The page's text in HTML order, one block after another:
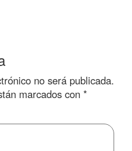
no será publicada.
marcados con *